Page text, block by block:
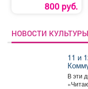
800 руб.
НОВОСТИ КУЛЬТУРЫ
11 и
В эти